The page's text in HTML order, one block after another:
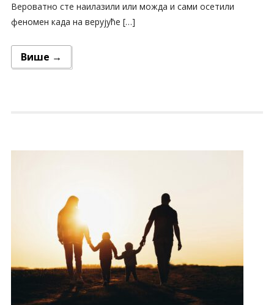
Вероватно сте наилазили или можда и сами осетили
феномен када на верујуће […]
Више →